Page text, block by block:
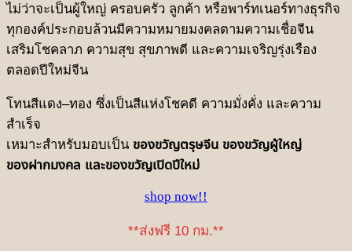
ไม่ว่าจะเป็นผู้ใหญ่ ครอบครัว ลูกค้า หรือพาร์ทเนอร์ทางธุรกิจ
ทุกองค์ประกอบล้วนมีความหมายมงคลตามความเชื่อจีน
เสริมโชคลาภ ความสุข สุขภาพดี และความเจริญรุ่งเรือง
ตลอดปีใหม่จีน
โทนสีแดง–ทอง ซึ่งเป็นสีแห่งโชคดี ความมั่งคั่ง และความ
สำเร็จ
เหมาะสำหรับมอบเป็น ของขวัญตรุษจีน ของขวัญผู้ใหญ่
ของฝากมงคล และของขวัญเปิดปีใหม่
shop now!!
**ส่งฟรี 10 กม.**